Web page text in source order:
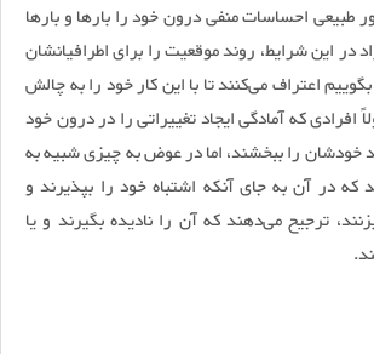
طبیعی احساسات منفی درون خود را بار‌ها و بار‌ها
در این شرایط، روند موقعیت را برای اطرافیانشان
اعتراف می‌کنند تا با این کار خود را به چالش
افرادی که آمادگی ایجاد تغییراتی را در درون خود
خودشان را ببخشند، اما در عوض به چیزی شبیه به
در آن به جای آنکه اشتباه خود را بپذیرند و
ترجیح می‌دهند که آن را نادیده بگیرند و یا